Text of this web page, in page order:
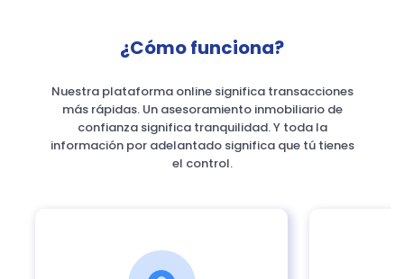
¿Cómo funciona?
Nuestra plataforma online significa transacciones
más rápidas. Un asesoramiento inmobiliario de
confianza significa tranquilidad. Y toda la
información por adelantado significa que tú tienes
el control.